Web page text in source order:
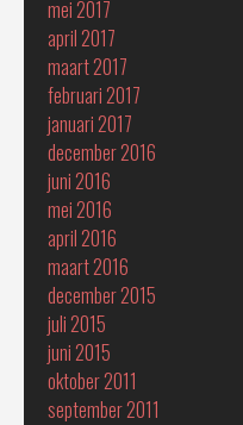
mei 2017
april 2017
maart 2017
februari 2017
januari 2017
december 2016
juni 2016
mei 2016
april 2016
maart 2016
december 2015
juli 2015
juni 2015
oktober 2011
september 2011